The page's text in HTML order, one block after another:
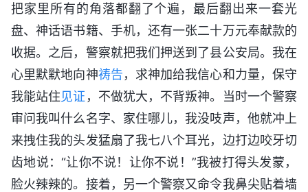
把家里所有的角落都翻了个遍，最后翻出来一套光
盘、神话语书籍、手机，还有一张二十万元奉献款的
收据。之后，警察就把我们押送到了县公安局。我在
心里默默地向神祷告，求神加给我信心和力量，保守
我能站住见证 ，不做犹大，不背叛神。当时一个警察
审问我叫什么名字、家住哪儿，我没吱声，他就冲上
来拽住我的头发猛扇了我七八个耳光，边打边咬牙切
齿地说：“让你不说！让你不说！”我被打得头发蒙，
脸火辣辣的。接着，另一个警察又命令我鼻尖贴着墙